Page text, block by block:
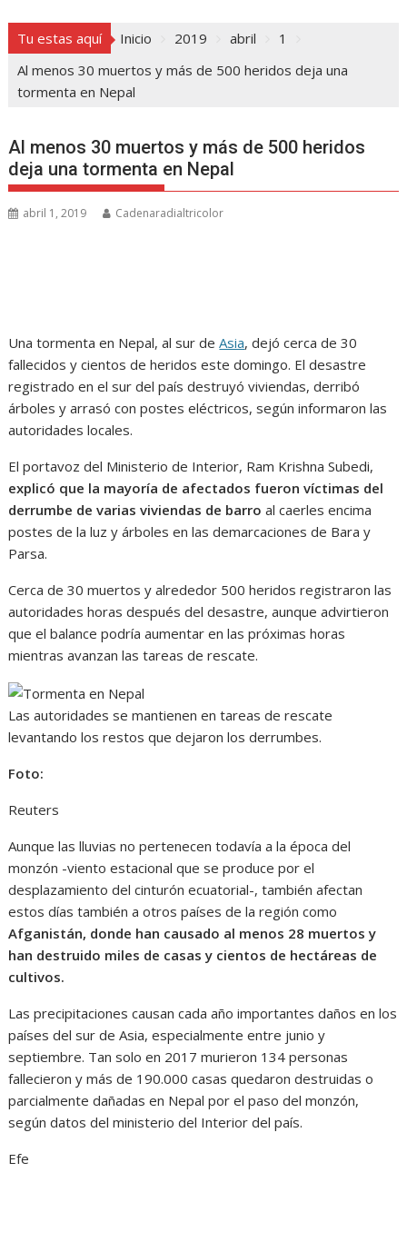
Tu estas aquí Inicio 2019 abril
1
Al menos 30 muertos y más de 500 heridos deja una
tormenta en Nepal
Al menos 30 muertos y más de 500 heridos
deja una tormenta en Nepal
abril 1, 2019 Cadenaradialtricolor
Una tormenta en Nepal, al sur deAsia, dejó cerca de 30
fallecidos y cientos de heridos este domingo. El desastre
registrado en el sur del país destruyó viviendas, derribó
árboles y arrasó con postes eléctricos, según informaron las
autoridades locales.
El portavoz del Ministerio de Interior, Ram Krishna Subedi,
explicó que la mayoría de afectados fueron víctimas del
derrumbe de varias viviendas de barro al caerles encima
postes de la luz y árboles en las demarcaciones de Bara y
Parsa.
Cerca de 30 muertos y alrededor 500 heridos registraron las
autoridades horas después del desastre, aunque advirtieron
que el balance podría aumentar en las próximas horas
mientras avanzan las tareas de rescate.
Las autoridades se mantienen en tareas de rescate
levantando los restos que dejaron los derrumbes.
Foto:
Reuters
Aunque las lluvias no pertenecen todavía a la época del
monzón -viento estacional que se produce por el
desplazamiento del cinturón ecuatorial-, también afectan
estos días también a otros países de la región como
Afganistán, donde han causado al menos 28 muertos y
han destruido miles de casas y cientos de hectáreas de
cultivos.
Las precipitaciones causan cada año importantes daños en los
países del sur de Asia, especialmente entre junio y
septiembre. Tan solo en 2017 murieron 134 personas
fallecieron y más de 190.000 casas quedaron destruidas o
parcialmente dañadas en Nepal por el paso del monzón,
según datos del ministerio del Interior del país.
Efe